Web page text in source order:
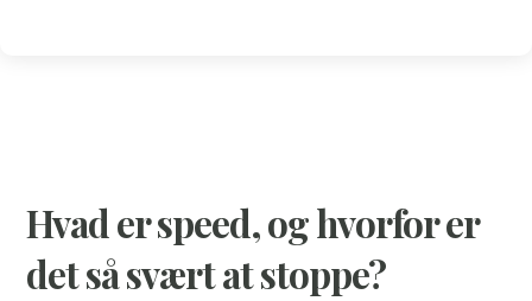
Hvad er speed, og hvorfor er
det så svært at stoppe?